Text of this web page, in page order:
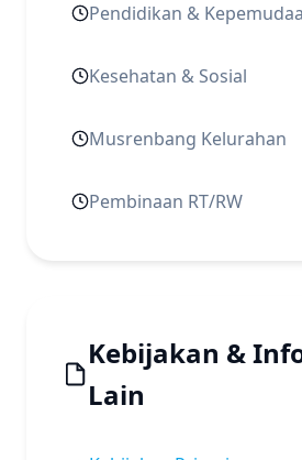
Pendidikan &
Kesehatan & Sosial
Musrenbang Kelurahan
Pembinaan RT/RW
Kebijakan &
Lain